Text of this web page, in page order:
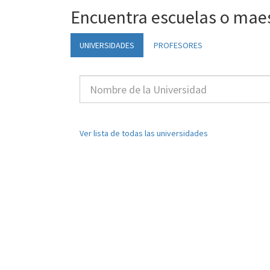
Encuentra escuelas o
UNIVERSIDADES PROFESORES
Ver lista de todas las universidades